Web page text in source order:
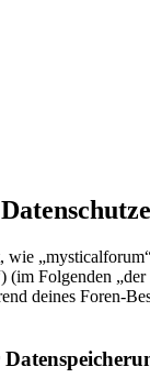
wie
(im Folgenden
deines Foren-